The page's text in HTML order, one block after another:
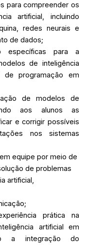
para compreender os
artificial, incluindo
redes neurais e
de dados;
específicas para a
de inteligência
de programação em
de modelos de
aos alunos as
e corrigir possíveis
nos sistemas
equipe por meio de
de problemas
artificial,
prática na
artificial em
a integração do